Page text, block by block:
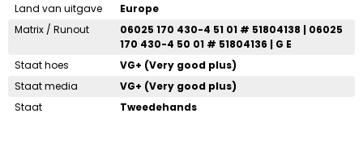
Land van uitgave
Europe
Matrix / Runout
06025 170 430-4 51 01 # 51804138 | 06025
170 430-4 50 01 # 51804136 | G E
Staat hoes
VG+ (Very good plus)
Staat media
VG+ (Very good plus)
Staat
Tweedehands